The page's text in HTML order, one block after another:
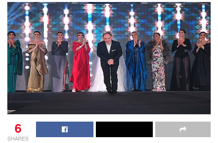
6
SHARES